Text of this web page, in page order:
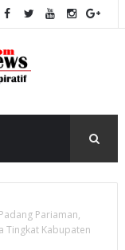
Pariaman,
Tingkat Kabupaten